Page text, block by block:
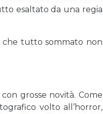
esaltato da una regia
che tutto sommato non
grosse novità. Come
volto all’horror,